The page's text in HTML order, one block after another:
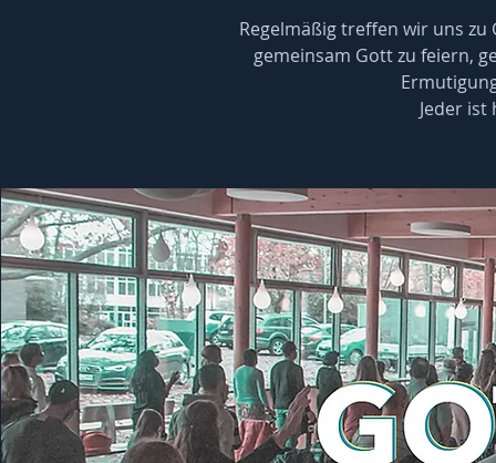
Regelmäßig treffen wir uns
gemeinsam Gott zu feiern,
Jeder